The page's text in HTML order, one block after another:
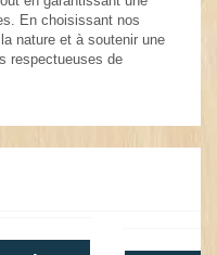
En choisissant nos
nature et à soutenir une
respectueuses de